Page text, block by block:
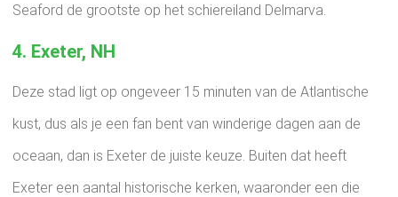
Seaford de grootste op het schiereiland Delmarva.
4. Exeter, NH
Deze stad ligt op ongeveer 15 minuten van de Atlantische
kust, dus als je een fan bent van winderige dagen aan de
oceaan, dan is Exeter de juiste keuze. Buiten dat heeft
Exeter een aantal historische kerken, waaronder een die